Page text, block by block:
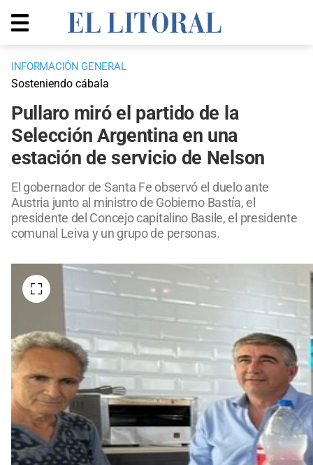
INFORMACIÓN GENERAL
Sosteniendo cábala
Pullaro miró el partido de la
Selección Argentina en una
estación de servicio de Nelson
El gobernador de Santa Fe observó el duelo ante
Austria junto al ministro de Gobierno Bastía, el
presidente del Concejo capitalino Basile, el presidente
comunal Leiva y un grupo de personas.